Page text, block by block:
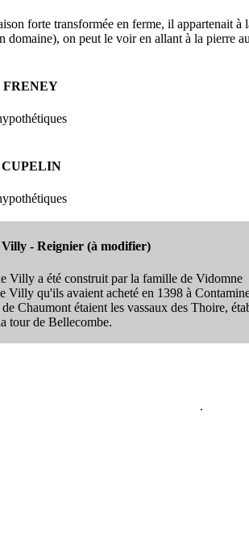
forte transformée en ferme, il appartenait
domaine), on peut le voir en allant à la pierre
FRENEY
CUPELIN
- Reignier (à modifier)
Villy a été construit par la famille de
Villy qu'ils avaient acheté en 1398 à
Chaumont étaient les vassaux des Thoire,
tour de Bellecombe.
.